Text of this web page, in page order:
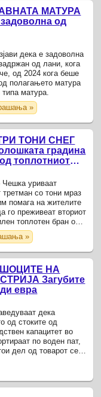
МАТУРА
од
дека е задоволна
од лани, кога
од 2024 кога беше
полагањето матура
матура.
»
ТОНИ СНЕГ
градина
топлотниот
Чешка уриваат
третман со тони мраз
помага на жителите
го преживеат вториот
топлотен бран ова
вриење, со
»
НА
Загубите
евра
дека
од стоките од
капацитет во
по воден пат,
дел од товарот сега
и транспортот